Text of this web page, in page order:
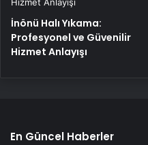
İnönü Halı Yıkama:
Profesyonel ve Güvenilir
Hizmet Anlayışı
En Güncel Haberler